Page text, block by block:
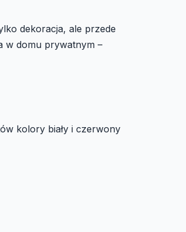
dekoracja, ale przede
w domu prywatnym –
kolory biały i czerwony